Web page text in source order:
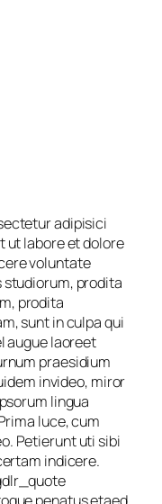
adipisici
ut labore et dolore
voluntate
studiorum, prodita
prodita
sunt in culpa qui
augue laoreet
praesidium
invideo, miror
lingua
luce, cum
Petierunt uti sibi
indicere.